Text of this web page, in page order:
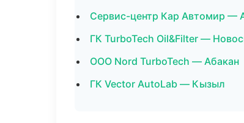
Сервис-центр Кар Автомир —
ГК TurboTech Oil&Filter —
ООО Nord TurboTech — Абакан
ГК Vector AutoLab — Кызыл